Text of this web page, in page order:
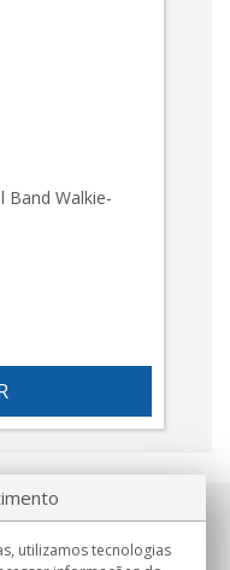
Band Walkie-
utilizamos tecnologias